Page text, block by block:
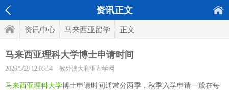
资讯正文
资讯中心 马来西亚留学 正文
马来西亚理科大学博士申请时间
2026/5/29 12:05:54 教外澳大利亚留学网
马来西亚理科大学博士申请时间通常分两季，秋季入学申请一般在每